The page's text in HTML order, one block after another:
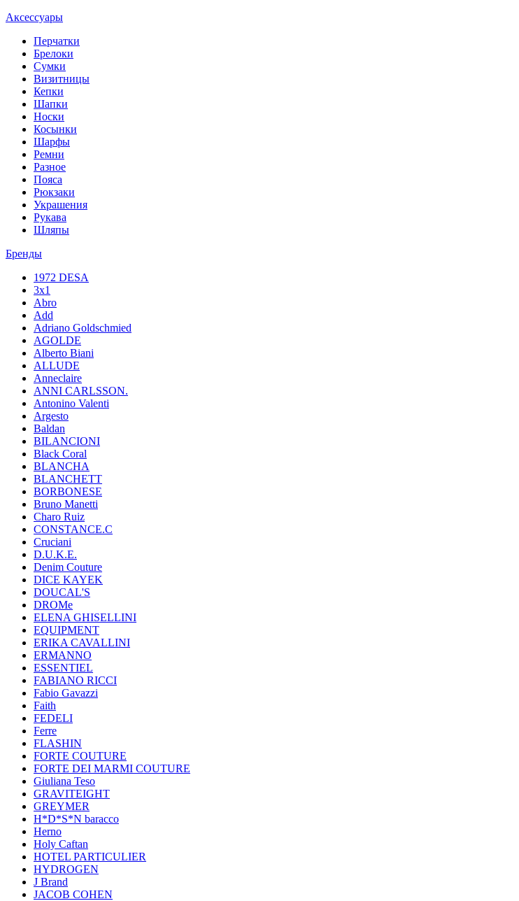
Аксессуары
Перчатки
Брелоки
Сумки
Визитницы
Кепки
Шапки
Носки
Косынки
Шарфы
Ремни
Разное
Пояса
Рюкзаки
Украшения
Рукава
Шляпы
Бренды
1972 DESA
3x1
Abro
Add
Adriano Goldschmied
AGOLDE
Alberto Biani
ALLUDE
Anneclaire
ANNI CARLSSON.
Antonino Valenti
Argesto
Baldan
BILANCIONI
Black Coral
BLANCHA
BLANCHETT
BORBONESE
Bruno Manetti
Charo Ruiz
CONSTANCE.C
Cruciani
D.U.K.E.
Denim Couture
DICE KAYEK
DOUCAL'S
DROMe
ELENA GHISELLINI
EQUIPMENT
ERIKA CAVALLINI
ERMANNO
ESSENTIEL
FABIANO RICCI
Fabio Gavazzi
Faith
FEDELI
Ferre
FLASHIN
FORTE COUTURE
FORTE DEI MARMI COUTURE
Giuliana Teso
GRAVITEIGHT
GREYMER
H*D*S*N baracco
Herno
Holy Caftan
HOTEL PARTICULIER
HYDROGEN
J Brand
JACOB COHEN